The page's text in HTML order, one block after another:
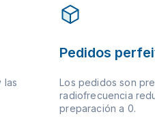
las
Pedidos
Los pedidos son
radiofrecuencia
preparación a 0.